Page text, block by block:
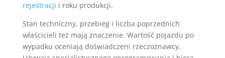
rejestracji i roku produkcji.
Stan techniczny, przebieg i liczba poprzednich
właścicieli też mają znaczenie. Wartość pojazdu po
wypadku oceniają doświadczeni rzeczoznawcy.